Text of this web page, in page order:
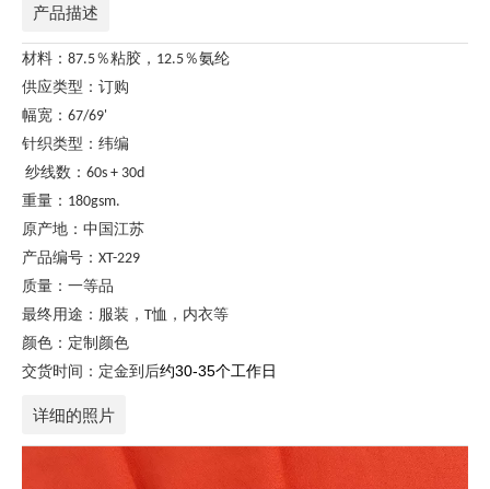
产品描述
材料：87.5％粘胶，12.5％氨纶
供应类型：订购
幅宽：67/69'
针织类型：纬编
纱线数：60s + 30d
重量：180gsm.
原产地：中国江苏
产品编号：XT-229
质量：一等品
最终用途：服装，T恤，内衣等
颜色：定制颜色
交货时间：定金到后约30-35个工作日
详细的照片